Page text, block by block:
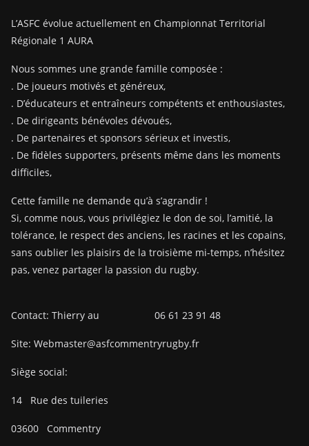
L’ASFC évolue actuellement en Championnat Territorial
Régionale 1 AURA
Nous sommes une grande famille composée :
. De joueurs motivés et généreux,
. D’éducateurs et entraîneurs compétents et enthousiastes,
. De dirigeants bénévoles dévoués,
. De partenaires et sponsors sérieux et investis,
. De fidèles supporters, présents même dans les moments
difficiles,
Cette famille ne demande qu’à s’agrandir !
Si, comme nous, vous privilégiez le don de soi, l’amitié, la
tolérance, le respect des anciens, les racines et les copains,
sans oublier les plaisirs de la troisième mi-temps, n’hésitez
pas, venez partager la passion du rugby.
Contact: Thierry au 06 61 23 91 48
Site: Webmaster@asfcommentryrugby.fr
Siège social:
14 Rue des tuileries
03600 Commentry